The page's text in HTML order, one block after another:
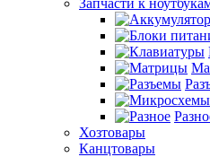
Запчасти к
Хозтовары
Канцтовары